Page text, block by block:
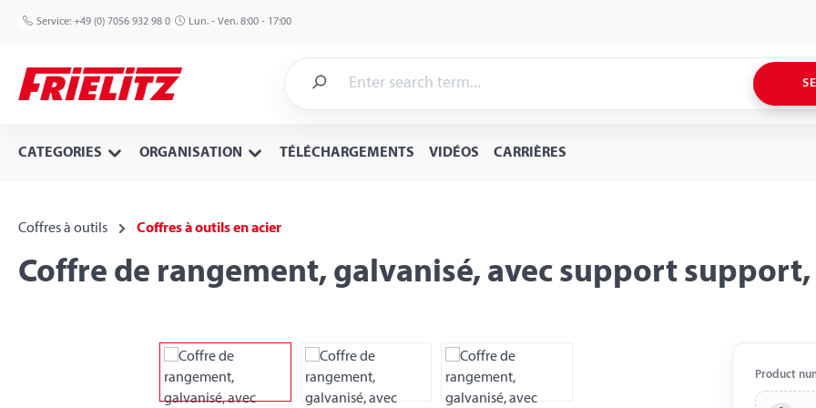
to main content
Skip to search
Skip to main navigation
Service: +49 (0) 7056 932 98 0 Lun. - Ven. 8:00 - 17:00
CATEGORIES ORGANISATION TÉLÉCHARGEMENTS VIDÉOS CARRIÈRES
Coffres à outils Coffres à outils en acier
Coffre de rangement, galvanisé, avec support
Product